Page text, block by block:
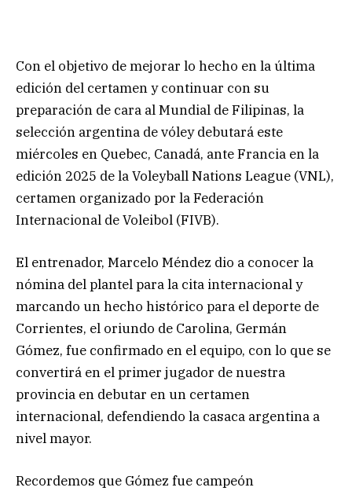
Con el objetivo de mejorar lo hecho en la última
edición del certamen y continuar con su
preparación de cara al Mundial de Filipinas, la
selección argentina de vóley debutará este
miércoles en Quebec, Canadá, ante Francia en la
edición 2025 de la Voleyball Nations League (VNL),
certamen organizado por la Federación
Internacional de Voleibol (FIVB).
El entrenador, Marcelo Méndez dio a conocer la
nómina del plantel para la cita internacional y
marcando un hecho histórico para el deporte de
Corrientes, el oriundo de Carolina, Germán
Gómez, fue confirmado en el equipo, con lo que se
convertirá en el primer jugador de nuestra
provincia en debutar en un certamen
internacional, defendiendo la casaca argentina a
nivel mayor.
Recordemos que Gómez fue campeón